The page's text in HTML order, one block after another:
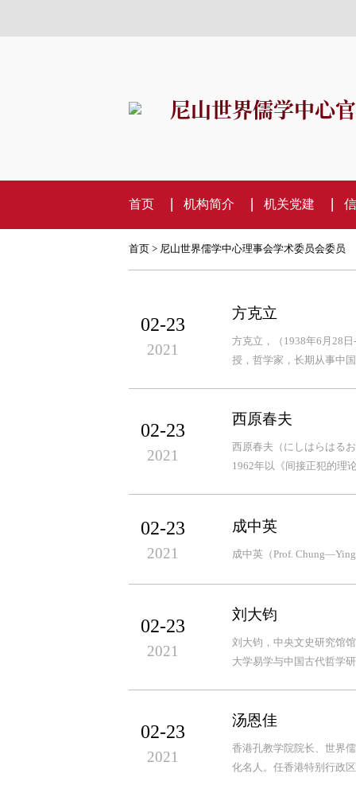
尼山世界儒学中心
首页 机构简介 机关党建
首页> 尼山世界儒学中心理事会学术委员会委员
02-23
2021
方克立
方克立，（1938年6月28
授，哲学家，长期从事中
02-23
2021
西原春夫
西原春夫（にしはらはる
1962年以《间接正犯的理
02-23
2021
成中英
成中英（Prof.
02-23
2021
刘大钧
刘大钧，中央文史研究馆
大学易学与中国古代哲学
02-23
2021
汤恩佳
香港孔教学院院长、世界
化名人。任香港特别行政